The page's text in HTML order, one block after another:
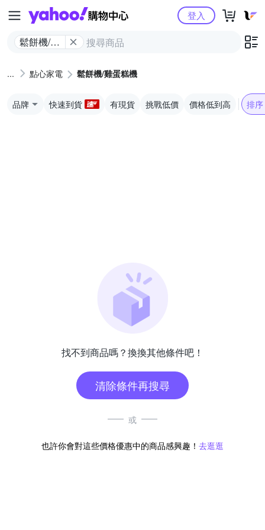
Yahoo購物中心
鬆餅機/雞
登入
點心家電 鬆餅機/雞蛋糕機
品牌 快速到貨 有現貨 挑戰低價 價格低到高 排序
找不到商品嗎？換換其他條件吧！
清除條件再搜尋
或
也許你會對這些價格優惠中的商品感興趣！ 去逛逛